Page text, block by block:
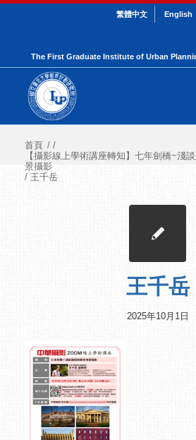
繁體中文 English
The First Graduate Institute of Urban
首頁 / /
【攝影線上學術講座轉知】七年劍橋~淺
景攝影
/ 王千岳
王千岳
2025年10月1日